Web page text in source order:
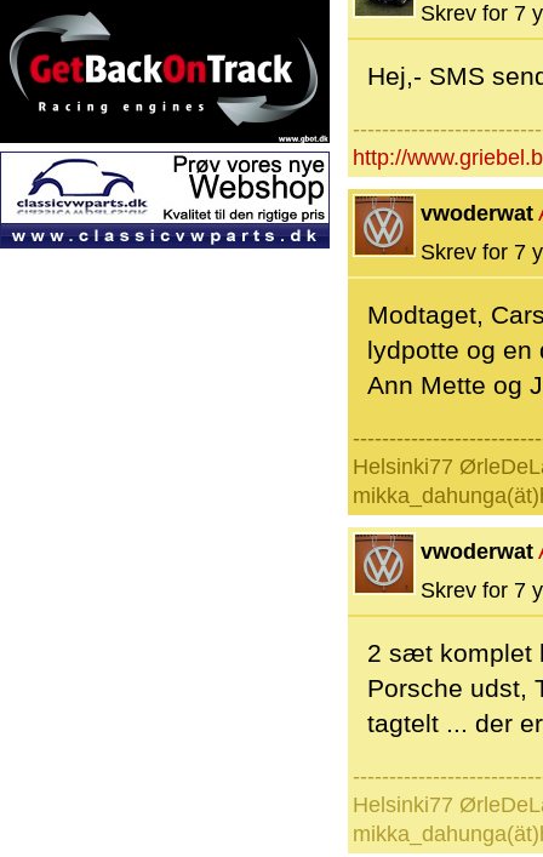
Skrev for 7
Hej,- SMS
http://
vwoderwat
Skrev for 7
Modtaget,
lydpotte og
Ann Mette og
Helsinki77
vwoderwat
Skrev for 7
2 sæt komplet
Porsche udst,
tagtelt ... der
Helsinki77